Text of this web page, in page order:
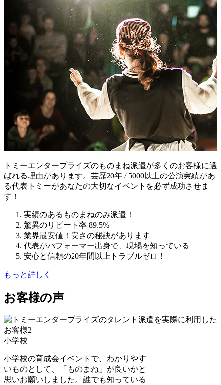
トミーエンタープライズのものまね派遣が多くのお客様に選
ばれる理由があります。芸歴20年 / 5000以上の公演実績があ
る代表トミーがあなたの大切なイベントを必ず成功させま
す！
実績のあるものまねのみ派遣！
驚異のリピート率 89.5%
業界最安値！安さの秘訣があります
代表がパフォーマー出身で、現場を知っている
安心と信頼の20年間以上トラブルゼロ！
もっと詳しく
お客様の声
小学校
小学校の育成会イベントで、わかりやす
いものとして、「ものまね」が良いかと
思いお願いしました。誰でも知っている